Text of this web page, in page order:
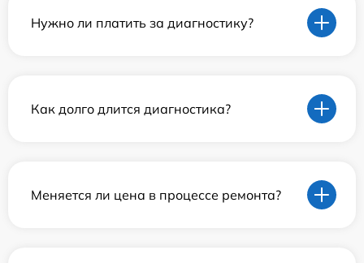
Нужно ли платить за диагностику?
Как долго длится диагностика?
Меняется ли цена в процессе ремонта?